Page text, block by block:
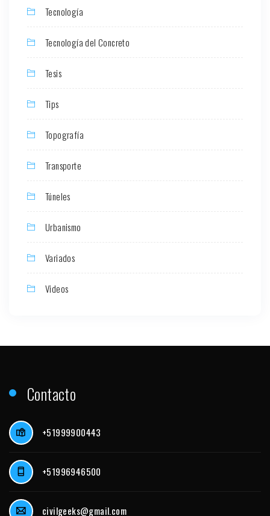
Tecnología
Tecnología del Concreto
Tesis
Tips
Topografía
Transporte
Túneles
Urbanismo
Variados
Videos
Contacto
+51999900443
+51996946500
civilgeeks@gmail.com